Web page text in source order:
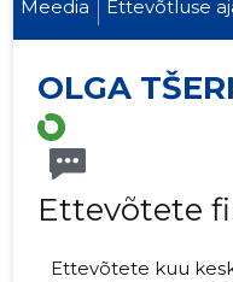
Meedia Ettevõtluse
OLGA
Ettevõtete
Ettevõtete kuu